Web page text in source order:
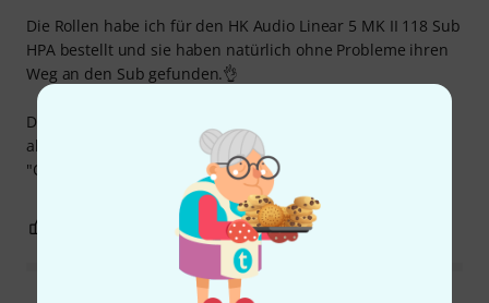
Die Rollen habe ich für den HK Audio Linear 5 MK II 118 Sub
HPA bestellt und sie haben natürlich ohne Probleme ihren
Weg an den Sub gefunden.👌
Die Kugellager der Drehgelenke sind vielleicht etwas laut
aber ich nehme es positiv und werte dies als
"Qualitätsgeräusche" . 👍
BEWERTUNG MELDEN